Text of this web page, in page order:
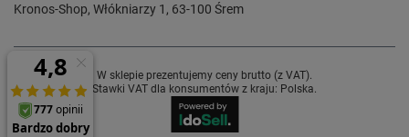
Kronos-Shop, Włókniarzy 1 , 63-100 Śrem
W sklepie prezentujemy ceny brutto (z VAT).
Stawki VAT dla konsumentów z kraju: Polska